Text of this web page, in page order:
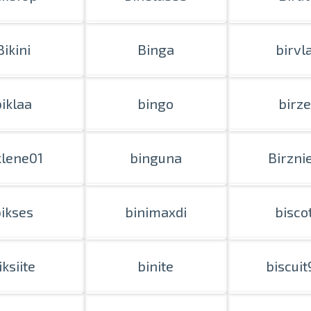
Binga
bingo
binguna
binimaxdi
binite